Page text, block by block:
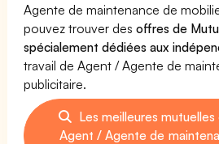
Agente de maintenance de
pouvez trouver desoffres de
spécialement dédiées aux
travail de Agent / Agente de
publicitaire.
Les meilleures
Agent / Agente de